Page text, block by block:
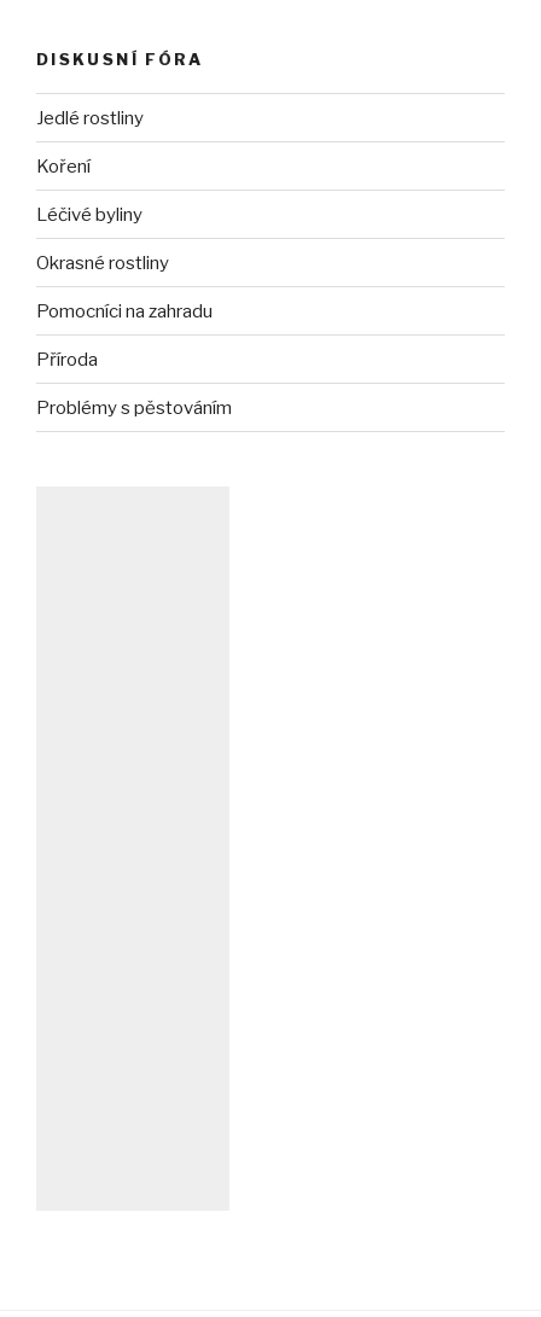
DISKUSNÍ FÓRA
Jedlé rostliny
Koření
Léčivé byliny
Okrasné rostliny
Pomocníci na zahradu
Příroda
Problémy s pěstováním